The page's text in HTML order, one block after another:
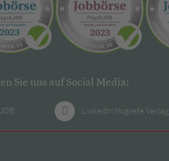
Sie uns auf Social Media:
LinkedIn Hogrefe Verlag